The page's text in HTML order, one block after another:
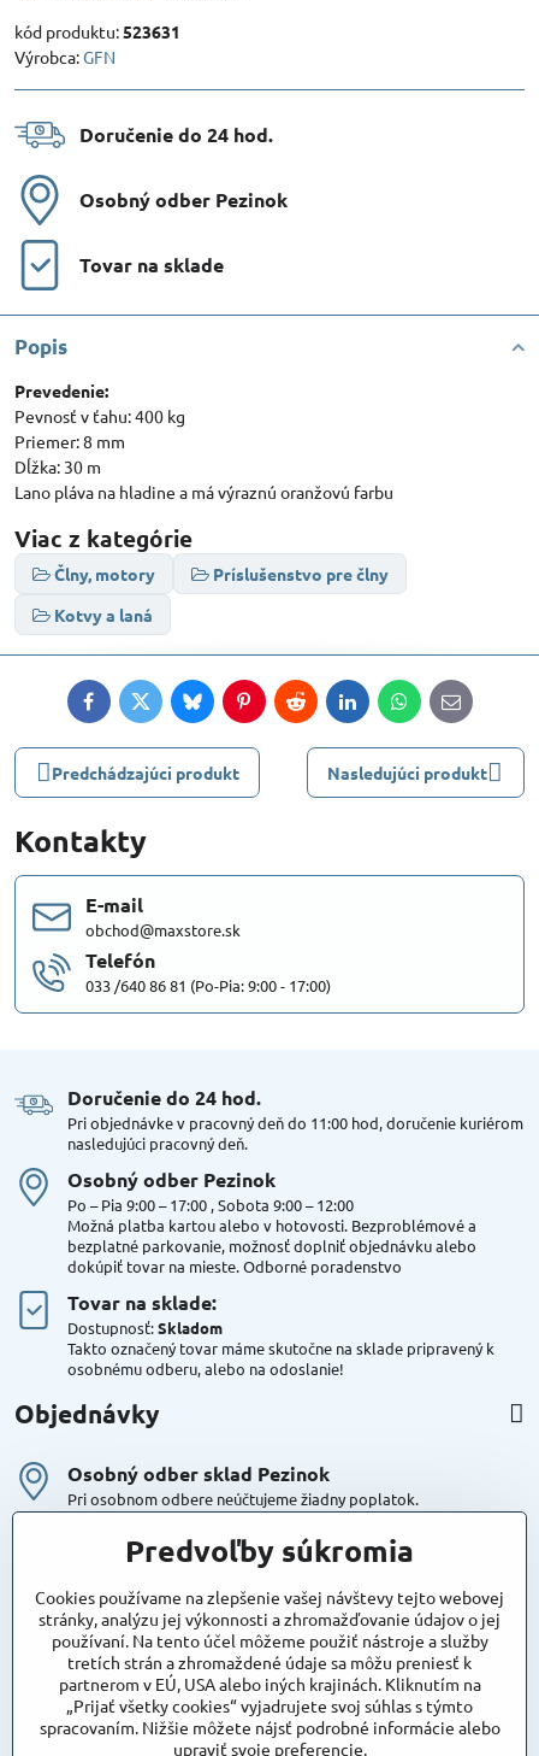
kód produktu:523631
Výrobca:GFN
Doručenie do 24 hod​.
Osobný odber Pezinok
Tovar na sklade
Popis
Prevedenie:
Pevnosť v ťahu: 400 kg
Priemer: 8 mm
Dĺžka: 30 m
Lano pláva na hladine a má výraznú oranžovú farbu
Viac z kategórie
Člny, motory
Príslušenstvo pre člny
Kotvy a laná
FacebookTwitterBlueskyPinterestRedditLinkedInWhatsApp
E-
mail
Predchádzajúci produkt Nasledujúci produkt
Kontakty
E-mail
obchod@maxstore.sk
Telefón
033 /640 86 81 (Po-Pia: 9:00 - 17:00)
Doručenie do 24 hod​.
Pri objednávke v pracovný deň do 11:00 hod, doručenie kuriérom
nasledujúci pracovný deň.
Osobný odber Pezinok
Po – Pia 9:00 – 17:00 , Sobota 9:00 – 12:00
Možná platba kartou alebo v hotovosti. Bezproblémové a
bezplatné parkovanie, možnosť doplniť objednávku alebo
dokúpiť tovar na mieste. Odborné poradenstvo
Tovar na sklade:
Dostupnosť:Skladom
Takto označený tovar máme skutočne na sklade pripravený k
osobnému odberu, alebo na odoslanie!
Objednávky
Osobný odber sklad Pezinok
Pri osobnom odbere neúčtujeme žiadny poplatok.
Kuriér DPD , Geis
Cena za dopravu:
Maxstore
Bratislavská 79
Areál Satina
90201 Pezinok
vjazd do areálu z Bratislavskej ulice
Predvoľby súkromia
Cookies používame na zlepšenie vašej návštevy tejto webovej
stránky, analýzu jej výkonnosti a zhromažďovanie údajov o jej
používaní. Na tento účel môžeme použiť nástroje a služby
tretích strán a zhromaždené údaje sa môžu preniesť k
partnerom v EÚ, USA alebo iných krajinách. Kliknutím na
„Prijať všetky cookies“ vyjadrujete svoj súhlas s týmto
spracovaním. Nižšie môžete nájsť podrobné informácie alebo
upraviť svoje preferencie.